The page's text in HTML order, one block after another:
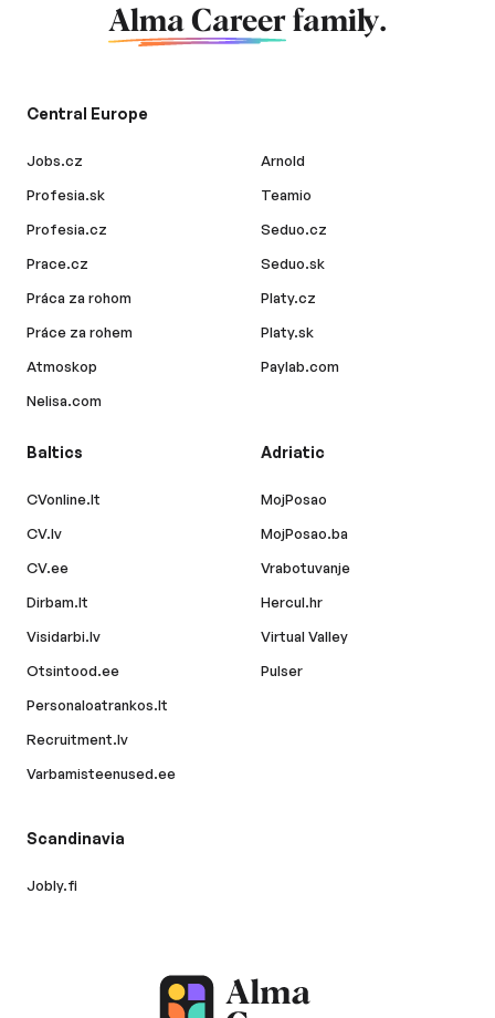
Alma Career family.
Central Europe
Jobs.cz
Profesia.sk
Profesia.cz
Prace.cz
Práca za rohom
Práce za rohem
Atmoskop
Nelisa.com
Arnold
Teamio
Seduo.cz
Seduo.sk
Platy.cz
Platy.sk
Paylab.com
Baltics
CVonline.lt
CV.lv
CV.ee
Dirbam.lt
Visidarbi.lv
Otsintood.ee
Personaloatrankos.lt
Recruitment.lv
Varbamisteenused.ee
Adriatic
MojPosao
MojPosao.ba
Vrabotuvanje
Hercul.hr
Virtual Valley
Pulser
Scandinavia
Jobly.fi